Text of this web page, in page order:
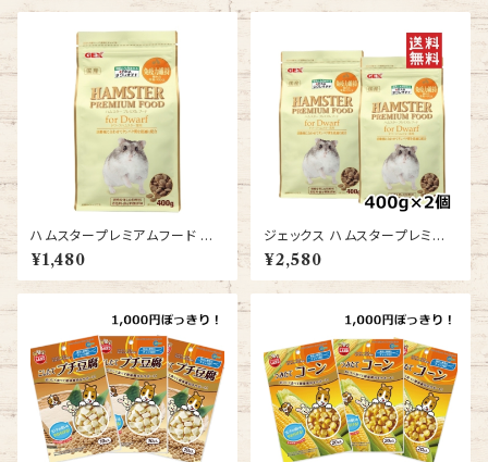
ハムスタープレミアムフード ド
ワーフ専用400g
¥1,480
ジェックス ハムスタープレミア
ムフード ドワーフ専用 400g 2
個セット 送料無料 ハムスター
エサ 餌
¥2,580